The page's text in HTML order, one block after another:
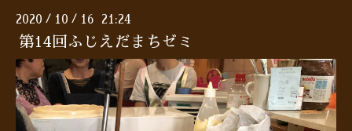
2020 / 10 / 16 21:24
第14回ふじえだまちゼミ